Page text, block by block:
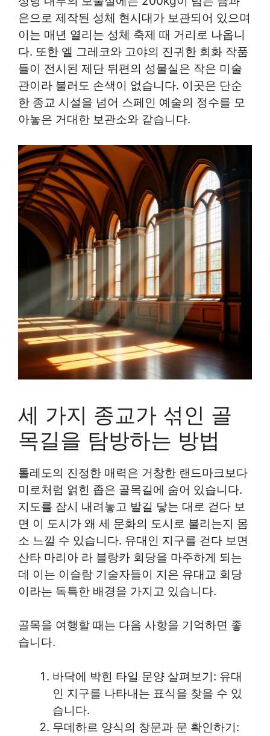
은으로 제작된 성체 현시대가 보관되어 있으며
이는 매년 열리는 성체 축제 때 거리로 나옵니
다. 또한 엘 그레코와 고야의 진귀한 회화 작품
들이 전시된 제단 뒤편의 성물실은 작은 미술
관이라 불러도 손색이 없습니다. 이곳은 단순
한 종교 시설을 넘어 스페인 예술의 정수를 모
아놓은 거대한 보관소와 같습니다.
세 가지 종교가 섞인 골
목길을 탐방하는 방법
톨레도의 진정한 매력은 거창한 랜드마크보다
미로처럼 얽힌 좁은 골목길에 숨어 있습니다.
지도를 잠시 내려놓고 발길 닿는 대로 걷다 보
면 이 도시가 왜 세 문화의 도시로 불리는지 몸
소 느낄 수 있습니다. 유대인 지구를 걷다 보면
산타 마리아 라 블랑카 회당을 마주하게 되는
데 이는 이슬람 기술자들이 지은 유대교 회당
이라는 독특한 배경을 가지고 있습니다.
골목을 여행할 때는 다음 사항을 기억하면 좋
습니다.
바닥에 박힌 타일 문양 살펴보기: 유대
인 지구를 나타내는 표식을 찾을 수 있
습니다.
무데하르 양식의 창문과 문 확인하기: